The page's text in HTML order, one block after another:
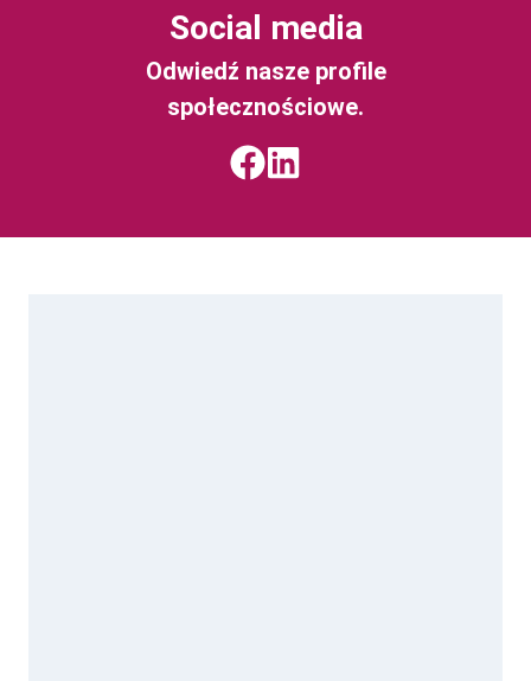
Social media
Odwiedź nasze profile
społecznościowe.